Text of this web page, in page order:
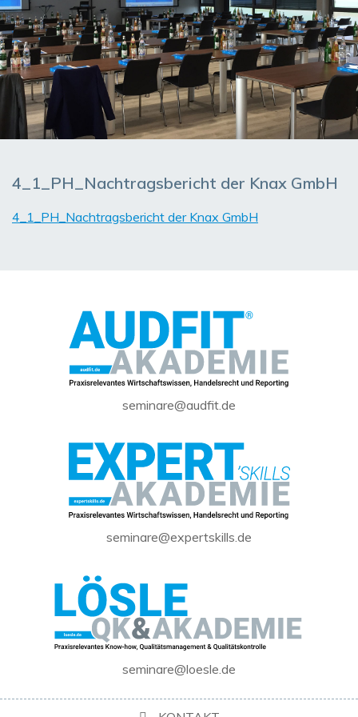
4_1_PH_Nachtragsbericht der Knax GmbH
4_1_PH_Nachtragsbericht der Knax GmbH
seminare@audfit.de
seminare@expertskills.de
seminare@loesle.de